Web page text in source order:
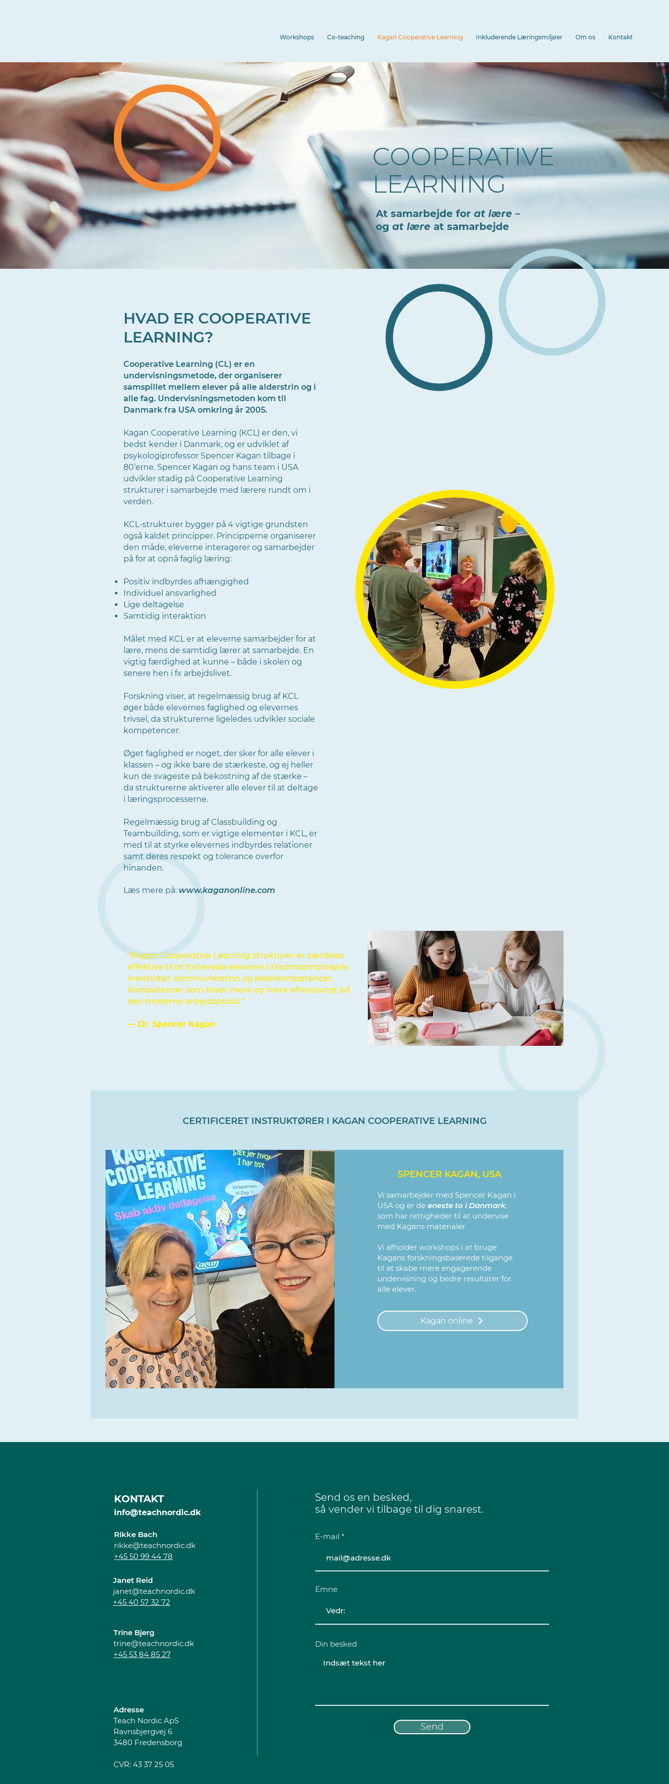
Workshops Co-teaching Kagan Cooperative Learning Inkluderende Læringsmiljøer Om os Kontakt
COOPERATIVE
LEARNING
At samarbejde for at lære –
og at lære at samarbejde
Cooperative Learning (CL) er en
undervisningsmetode, der organiserer
samspillet mellem elever på alle alderstrin og i
alle fag. Undervisningsmetoden kom til
Danmark fra USA omkring år 2005.
Kagan Cooperative Learning (KCL) er den, vi
bedst kender i Danmark, og er udviklet af
psykologiprofessor Spencer Kagan tilbage i
80’erne. Spencer Kagan og hans team i USA
udvikler stadig på Cooperative Learning
strukturer i samarbejde med lærere rundt om i
verden.
KCL-strukturer bygger på 4 vigtige grundsten
også kaldet principper. Principperne organiserer
den måde, eleverne interagerer og samarbejder
på for at opnå faglig læring:
Positiv indbyrdes afhængighed
Individuel ansvarlighed
Lige deltagelse
Samtidig interaktion​
Målet med KCL er at eleverne samarbejder for at
lære, mens de samtidig lærer at samarbejde. En
vigtig færdighed at kunne – både i skolen og
senere hen i fx arbejdslivet.
Forskning viser, at regelmæssig brug af KCL
øger både elevernes faglighed og elevernes
trivsel, da strukturerne ligeledes udvikler sociale
kompetencer.
Øget faglighed er noget, der sker for alle elever i
klassen – og ikke bare de stærkeste, og ej heller
kun de svageste på bekostning af de stærke –
da strukturerne aktiverer alle elever til at deltage
i læringsprocesserne.
Regelmæssig brug af Classbuilding og
Teambuilding, som er vigtige elementer i KCL, er
med til at styrke elevernes indbyrdes relationer
samt deres respekt og tolerance overfor
hinanden.
Læs mere på: www.kaganonline.com
“Kagan Cooperative Learning strukturer er særdeles
effektive til at forberede eleverne til teamsamarbejde,
kreativitet, kommunikation og lederkompetencer.
Kompetencer som bliver mere og mere efterspurgt på
den moderne arbejdsplads.”
— Dr. Spencer Kagan
HVAD ER COOPERATIVE
LEARNING?
CERTIFICERET INSTRUKTØRER I KAGAN COOPERATIVE LEARNING
SPENCER KAGAN, USA
Vi samarbejder med Spencer Kagan i
USA og er de eneste to i Danmark,
som har rettigheder til at undervise
med Kagans materialer.
Vi afholder workshops i at bruge
Kagans forskningsbaserede tilgange
til at skabe mere engagerende
undervisning og bedre resultater for
alle elever.
Kagan online
KONTAKT
info@teachnordic.dk
Rikke Bach
rikke@teachnordic.dk
+45 50 99 44 78
Janet Reid
janet@teachnordic.dk
+45 40 57 32 72
Adresse
Teach Nordic ApS
Ravnsbjergvej 6
3480 Fredensborg
CVR: 43 37 25 05
Send os en besked,
så vender vi tilbage til dig snarest.
E-mail
Emne
Din besked
Send
Trine Bjerg
trine@teachnordic.dk
+45 53 84 85 27​